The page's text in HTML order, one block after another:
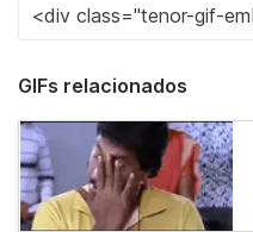
GIFs relacionados